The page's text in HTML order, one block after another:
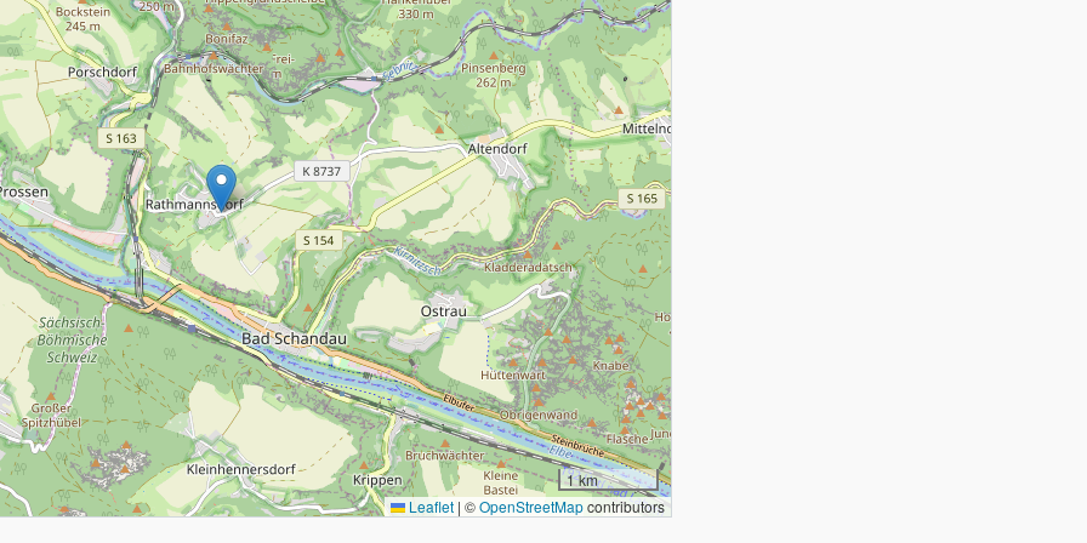
1 km
Leaflet | ©OpenStreetMapcontributors